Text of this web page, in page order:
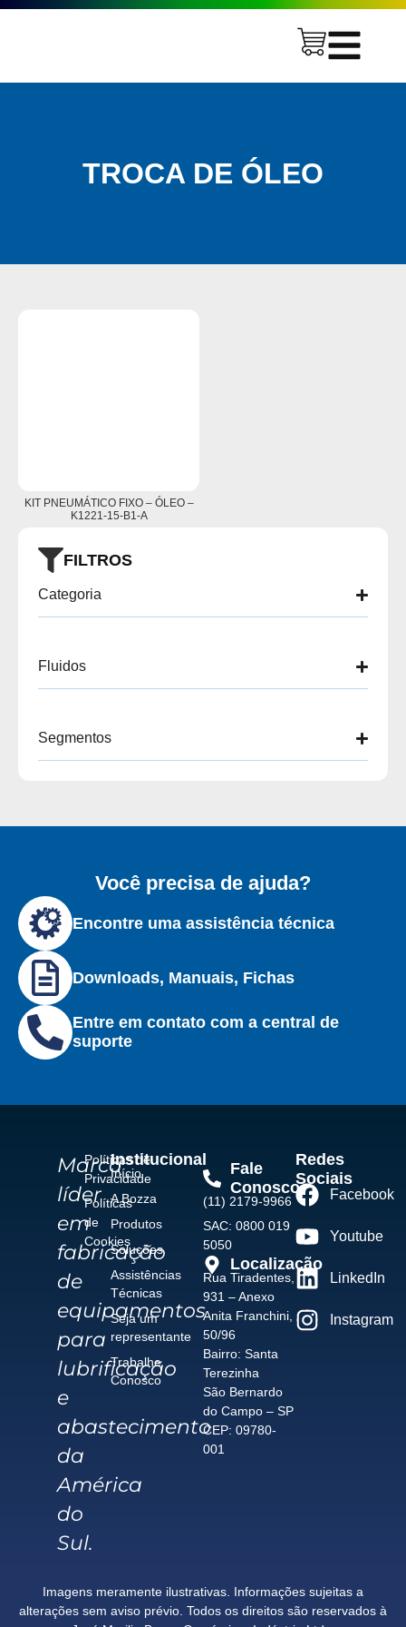
TROCA DE ÓLEO
FILTROS
Categoria
Fluidos
Segmentos
KIT PNEUMÁTICO FIXO – ÓLEO –
K1221-15-B1-A
Você precisa de ajuda?
Encontre uma assistência técnica
Downloads, Manuais, Fichas
Entre em contato com a central de
suporte
Marca
líder
em
fabricação
de
equipamentos
para
lubrificação
e
abastecimento
da
América
do
Sul.
Políticas de
Privacidade
Políticas
de
Cookies
Institucional
Início
A Bozza
Produtos
Soluções
Assistências
Técnicas
Seja um
representante
Trabalhe
Conosco
Localização
Rua Tiradentes,
931 – Anexo
Anita Franchini,
50/96
Bairro: Santa
Terezinha
São Bernardo
do Campo – SP
CEP: 09780-
001
Fale
Conosco
(11) 2179-9966
SAC: 0800 019
5050
Redes
Sociais
Facebook
Youtube
LinkedIn
Instagram
Imagens meramente ilustrativas. Informações sujeitas a
alterações sem aviso prévio. Todos os direitos são reservados à